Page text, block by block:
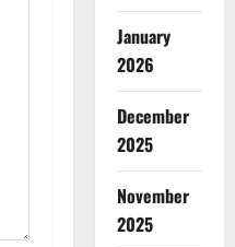
January
2026
December
2025
November
2025